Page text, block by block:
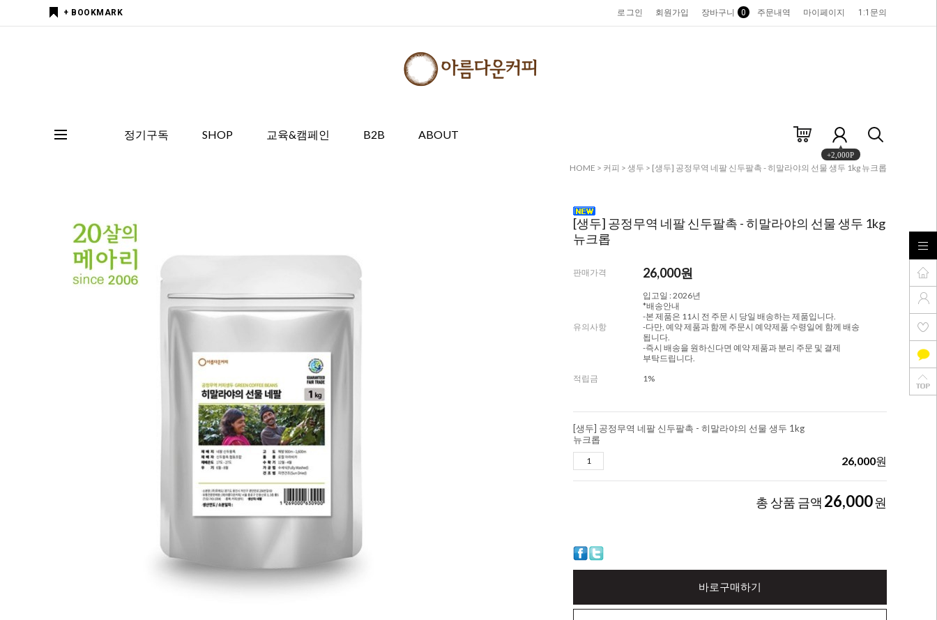
+ BOOKMARK 로그인 회원가입 장바구니 0 주문내역 마이페이지 1:1문의
정기구독 SHOP 교육&캠페인 B2B ABOUT
+2,000P
HOME > 커피 > 생두 > [생두] 공정무역 네팔 신두팔촉 - 히말라야의 선물 생두 1kg 뉴크롭
[생두] 공정무역 네팔 신두팔촉 - 히말라야의 선물 생두 1kg
뉴크롭
판매가격 26,000원
유의사항
입고일 : 2026년
*배송안내
-본 제품은 11시 전 주문 시 당일 배송하는 제품입니다.
-다만, 예약 제품과 함께 주문시 예약제품 수령일에 함께 배송
됩니다.
-즉시 배송을 원하신다면 예약 제품과 분리 주문 및 결제
부탁드립니다.
적립금
1%
[생두] 공정무역 네팔 신두팔촉 - 히말라야의 선물 생두 1kg
뉴크롭
26,000원
총 상품 금액 26,000원
바로구매하기